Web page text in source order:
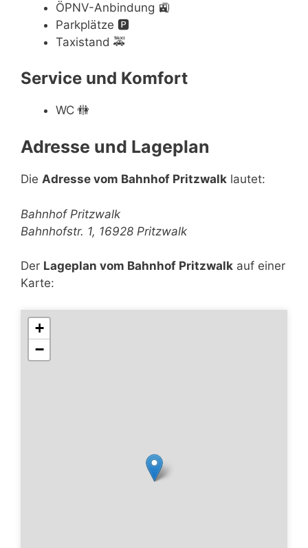
ÖPNV-Anbindung 🚉
Parkplätze 🅿️
Taxistand 🚕
Service und Komfort
WC 🚻
Adresse und Lageplan
Die Adresse vom Bahnhof Pritzwalk lautet:
Bahnhof Pritzwalk
Bahnhofstr. 1, 16928 Pritzwalk
Der Lageplan vom Bahnhof Pritzwalk auf einer
Karte:
+
−